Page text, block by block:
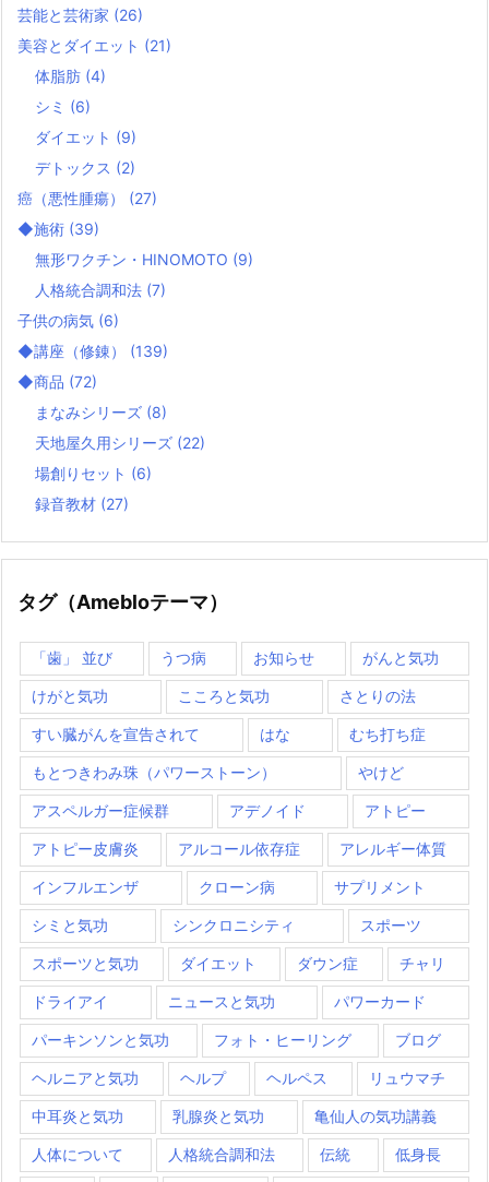
芸能と芸術家 (26)
美容とダイエット (21)
体脂肪 (4)
シミ (6)
ダイエット (9)
デトックス (2)
癌（悪性腫瘍） (27)
◆施術 (39)
無形ワクチン・HINOMOTO (9)
人格統合調和法 (7)
子供の病気 (6)
◆講座（修錬） (139)
◆商品 (72)
まなみシリーズ (8)
天地屋久用シリーズ (22)
場創りセット (6)
録音教材 (27)
タグ（Amebloテーマ）
「歯」 並び うつ病 お知らせ がんと気功
けがと気功 こころと気功 さとりの法
すい臓がんを宣告されて はな むち打ち症
もとつきわみ珠（パワーストーン） やけど
アスペルガー症候群 アデノイド アトピー
アトピー皮膚炎 アルコール依存症 アレルギー体質
インフルエンザ クローン病 サプリメント
シミと気功 シンクロニシティ スポーツ
スポーツと気功 ダイエット ダウン症 チャリ
ドライアイ ニュースと気功 パワーカード
パーキンソンと気功 フォト・ヒーリング ブログ
ヘルニアと気功 ヘルプ ヘルペス リュウマチ
中耳炎と気功 乳腺炎と気功 亀仙人の気功講義
人体について 人格統合調和法 伝統 低身長